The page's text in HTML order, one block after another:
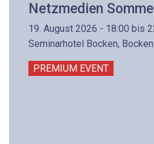
Netzmedien
19. August 2026 - 18:00 bis
Seminarhotel Bocken,
PREMIUM EVENT